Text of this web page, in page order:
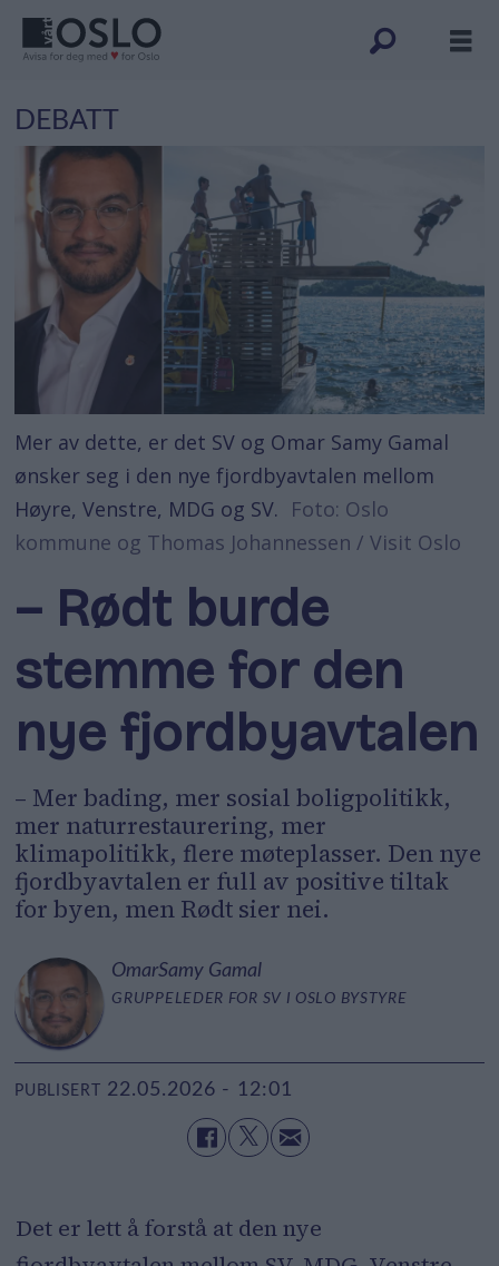
DEBATT
Mer av dette, er det SV og Omar Samy Gamal
ønsker seg i den nye fjordbyavtalen mellom
Høyre, Venstre, MDG og SV. Foto: Oslo
kommune og Thomas Johannessen / Visit Oslo
– Rødt burde
stemme for den
nye fjordbyavtalen
– Mer bading, mer sosial boligpolitikk,
mer naturrestaurering, mer
klimapolitikk, flere møteplasser. Den nye
fjordbyavtalen er full av positive tiltak
for byen, men Rødt sier nei.
OmarSamy Gamal
GRUPPELEDER FOR SV I OSLO BYSTYRE
PUBLISERT 22.05.2026 - 12:01
Det er lett å forstå at den nye